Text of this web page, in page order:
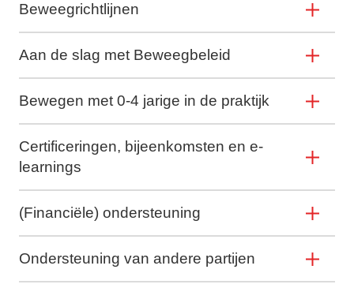
Beweegrichtlijnen
Aan de slag met Beweegbeleid
Bewegen met 0-4 jarige in de praktijk
Certificeringen, bijeenkomsten en e-
learnings
(Financiële) ondersteuning
Ondersteuning van andere partijen